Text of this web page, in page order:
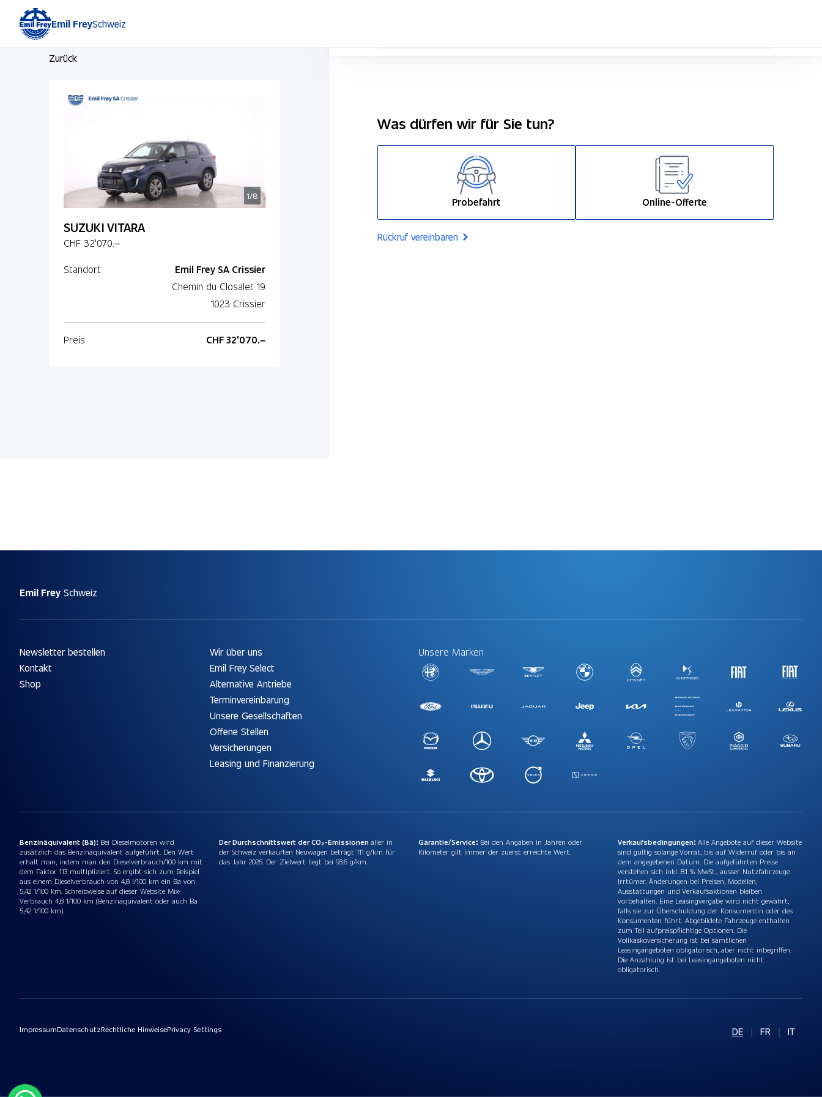
Emil FreySchweiz
Zurück
1/8
SUZUKI VITARA
CHF 32'070.–
Standort
Emil Frey SA Crissier
Chemin du Closalet 19
1023 Crissier
Preis CHF 32'070.–
Was dürfen wir für Sie tun?
Probefahrt Online-Offerte
Rückruf vereinbaren
Emil Frey Schweiz
Newsletter bestellen
Kontakt
Shop
Wir über uns
Emil Frey Select
Alternative Antriebe
Terminvereinbarung
Unsere Gesellschaften
Offene Stellen
Versicherungen
Leasing und Finanzierung
Unsere Marken
Benzinäquivalent (Bä): Bei Dieselmotoren wird
zusätzlich das Benzinäquivalent aufgeführt. Den Wert
erhält man, indem man den Dieselverbrauch/100 km mit
dem Faktor 113 multipliziert. So ergibt sich zum Beispiel
aus einem Dieselverbrauch von 4,8 l/100 km ein Ba von
5,42 1/100 km. Schreibweise auf dieser Website Mix-
Verbrauch 4,8 1/100 km (Benzinäquivalent oder auch Ba
5,42 1/100 km).
Der Durchschnittswert der CO₂-Emissionenaller in
der Schweiz verkauften Neuwagen beträgt 111 g/km für
das Jahr 2026. Der Zielwert liegt bei 93.6 g/km.
Garantie/Service: Bei den Angaben in Jahren oder
Kilometer gilt immer der zuerst erreichte Wert.
Verkaufsbedingungen: Alle Angebote auf dieser Website
sind gültig solange Vorrat, bis auf Widerruf oder bis an
dem angegebenen Datum. Die aufgeführten Preise
verstehen sich inkl. 8.1 % MwSt., ausser Nutzfahrzeuge.
Irrtümer, Änderungen bei Preisen, Modellen,
Ausstattungen und Verkaufsaktionen bleiben
vorbehalten. Eine Leasingvergabe wird nicht gewährt,
falls sie zur Überschuldung der Konsumentin oder des
Konsumenten führt. Abgebildete Fahrzeuge enthalten
zum Teil aufpreispflichtige Optionen. Die
Vollkaskoversicherung ist bei sämtlichen
Leasingangeboten obligatorisch, aber nicht inbegriffen.
Die Anzahlung ist bei Leasingangeboten nicht
obligatorisch.
ImpressumDatenschutzRechtliche HinweisePrivacy Settings DE | FR | IT